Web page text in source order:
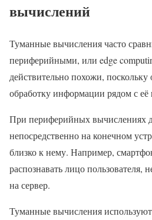
вычислений
Туманные вычисления часто
периферийными, или edge
действительно похожи,
обработку информации рядом с её
При периферийных вычислениях
непосредственно на конечном
близко к нему. Например,
распознавать лицо пользователя,
на сервер.
Туманные вычисления